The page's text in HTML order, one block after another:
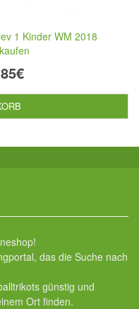
1 Kinder WM 2018
das die Suche nach
günstig und
Ort finden.